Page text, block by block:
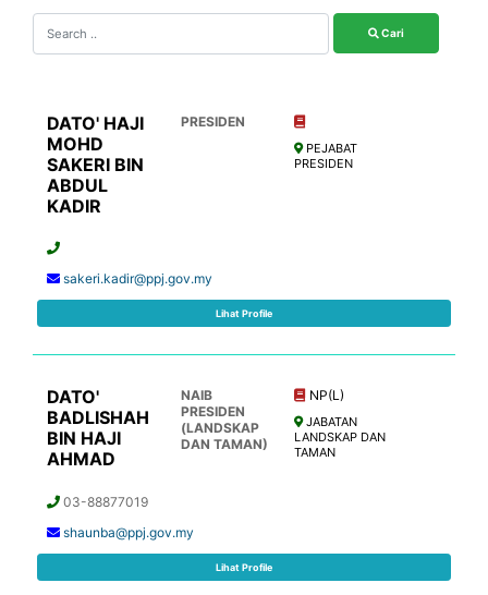
Cari
DATO' HAJI
MOHD
SAKERI BIN
ABDUL
KADIR
PRESIDEN
PEJABAT
PRESIDEN
sakeri.kadir@ppj.gov.my
Lihat Profile
DATO'
BADLISHAH
BIN HAJI
AHMAD
NAIB
PRESIDEN
(LANDSKAP
DAN TAMAN)
NP(L)
JABATAN
LANDSKAP DAN
TAMAN
03-88877019
shaunba@ppj.gov.my
Lihat Profile